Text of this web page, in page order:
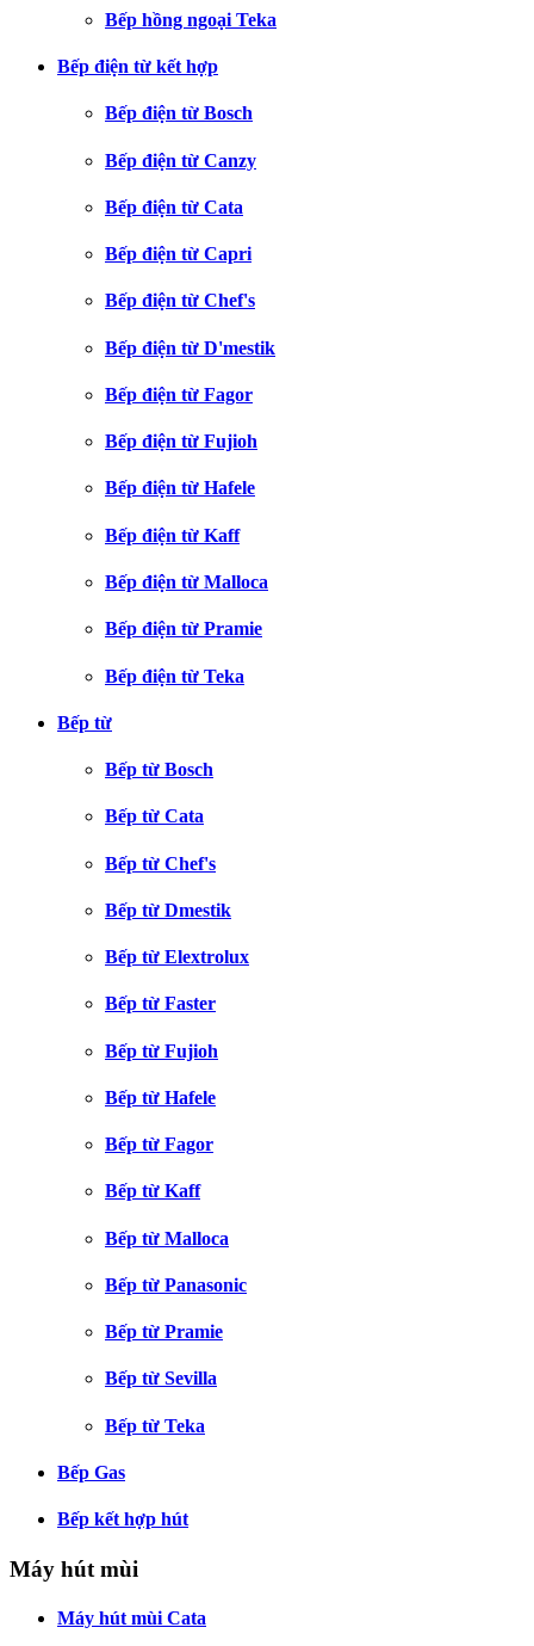
Bếp hồng ngoại Teka
Bếp điện từ kết hợp
Bếp điện từ Bosch
Bếp điện từ Canzy
Bếp điện từ Cata
Bếp điện từ Capri
Bếp điện từ Chef's
Bếp điện từ D'mestik
Bếp điện từ Fagor
Bếp điện từ Fujioh
Bếp điện từ Hafele
Bếp điện từ Kaff
Bếp điện từ Malloca
Bếp điện từ Pramie
Bếp điện từ Teka
Bếp từ
Bếp từ Bosch
Bếp từ Cata
Bếp từ Chef's
Bếp từ Dmestik
Bếp từ Elextrolux
Bếp từ Faster
Bếp từ Fujioh
Bếp từ Hafele
Bếp từ Fagor
Bếp từ Kaff
Bếp từ Malloca
Bếp từ Panasonic
Bếp từ Pramie
Bếp từ Sevilla
Bếp từ Teka
Bếp Gas
Bếp kết hợp hút
Máy hút mùi
Máy hút mùi Cata